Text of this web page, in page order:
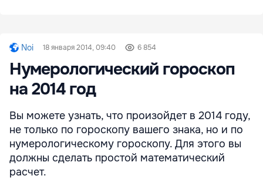
Noi 18 января 2014, 09:40 6 854
Нумерологический гороскоп
на 2014 год
Вы можете узнать, что произойдет в 2014 году,
не только по гороскопу вашего знака, но и по
нумерологическому гороскопу. Для этого вы
должны сделать простой математический
расчет.